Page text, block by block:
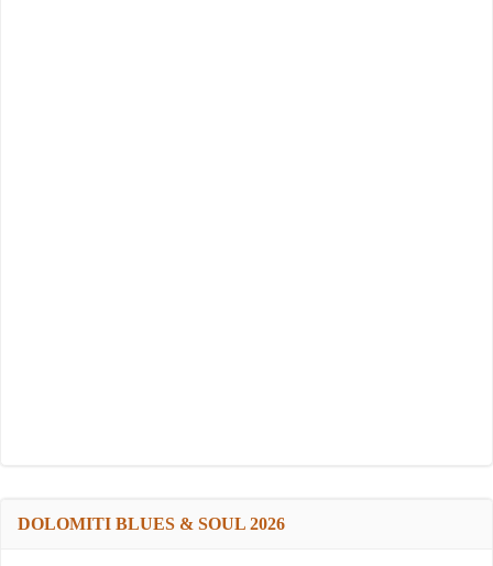
DOLOMITI BLUES & SOUL 2026